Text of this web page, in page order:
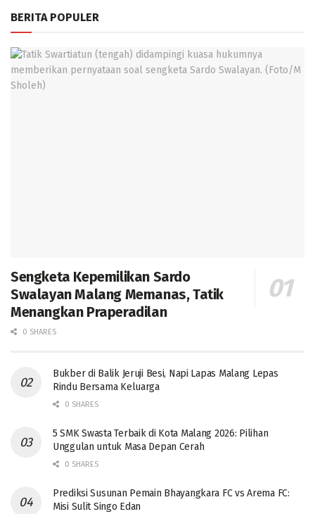
BERITA POPULER
Sengketa Kepemilikan Sardo
Swalayan Malang Memanas, Tatik
Menangkan Praperadilan
0 SHARES
Bukber di Balik Jeruji Besi, Napi Lapas Malang Lepas
Rindu Bersama Keluarga
0 SHARES
5 SMK Swasta Terbaik di Kota Malang 2026: Pilihan
Unggulan untuk Masa Depan Cerah
0 SHARES
Prediksi Susunan Pemain Bhayangkara FC vs Arema FC:
Misi Sulit Singo Edan